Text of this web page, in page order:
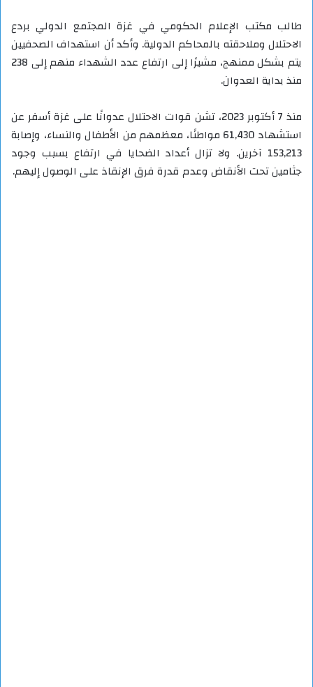
طالب مكتب الإعلام الحكومي في غزة المجتمع الدولي بردع
الاحتلال وملاحقته بالمحاكم الدولية. وأكد أن استهداف الصحفيين
يتم بشكل ممنهج، مشيرًا إلى ارتفاع عدد الشهداء منهم إلى 238
منذ بداية العدوان.
منذ 7 أكتوبر 2023، تشن قوات الاحتلال عدوانًا على غزة أسفر عن
استشهاد 61,430 مواطنًا، معظمهم من الأطفال والنساء، وإصابة
153,213 آخرين. ولا تزال أعداد الضحايا في ارتفاع بسبب وجود
جثامين تحت الأنقاض وعدم قدرة فرق الإنقاذ على الوصول إليهم.